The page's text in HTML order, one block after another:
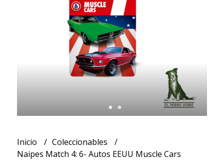
Inicio
Coleccionables
Naipes Match 4: 6- Autos EEUU Muscle Cars